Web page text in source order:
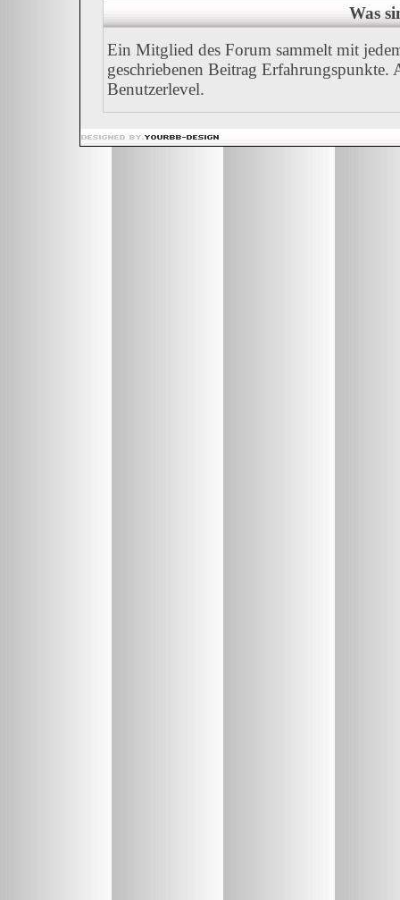
Was
Ein Mitglied des Forum sammelt mit
geschriebenen Beitrag Erfahrungspunkte.
Benutzerlevel.